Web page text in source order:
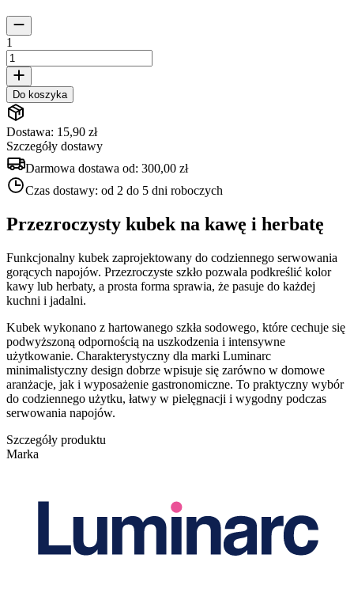
1
Do koszyka
Dostawa: 15,90 zł
Szczegóły dostawy
Darmowa dostawa od: 300,00 zł
Czas dostawy: od 2 do 5 dni roboczych
Przezroczysty kubek na kawę i herbatę
Funkcjonalny kubek zaprojektowany do codziennego serwowania
gorących napojów. Przezroczyste szkło pozwala podkreślić kolor
kawy lub herbaty, a prosta forma sprawia, że pasuje do każdej
kuchni i jadalni.
Kubek wykonano z hartowanego szkła sodowego, które cechuje się
podwyższoną odpornością na uszkodzenia i intensywne
użytkowanie. Charakterystyczny dla marki Luminarc
minimalistyczny design dobrze wpisuje się zarówno w domowe
aranżacje, jak i wyposażenie gastronomiczne. To praktyczny wybór
do codziennego użytku, łatwy w pielęgnacji i wygodny podczas
serwowania napojów.
Szczegóły produktu
Marka